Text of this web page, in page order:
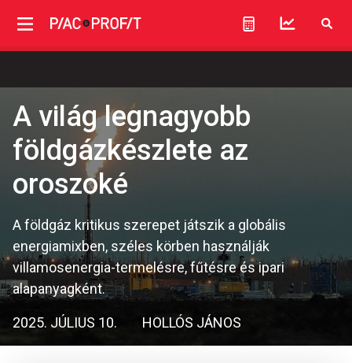
A világ legnagyobb
földgázkészlete az
oroszoké
A földgáz kritikus szerepet játszik a globális
energiamixben, széles körben használják
villamosenergia-termelésre, fűtésre és ipari
alapanyagként.
2025. JÚLIUS 10. HOLLÓS JÁNOS